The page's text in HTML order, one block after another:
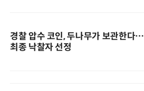
경찰 압수 코인, 두나무가 보관한다…
최종 낙찰자 선정